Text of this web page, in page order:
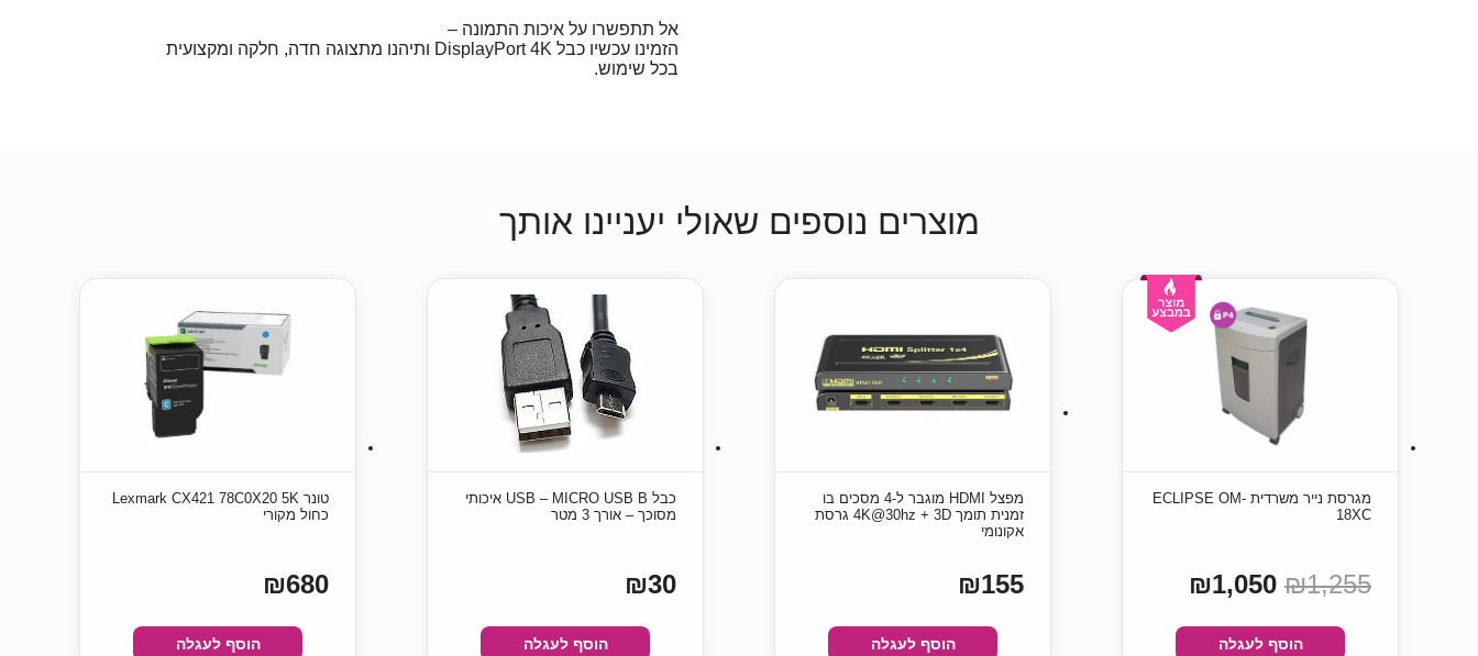
אל תתפשרו על איכות התמונה –
הזמינו עכשיו כבל DisplayPort 4K ותיהנו מתצוגה חדה, חלקה ומקצועית
בכל שימוש.
מוצרים נוספים שאולי יעניינו אותך
מגרסת נייר משרדית ECLIPSE OM-
18XC
₪1,255
הוסף לעגלה
מפצל HDMI מוגבר ל-4 מסכים בו
זמנית תומך 4K@30hz + 3D גרסת
אקונומי
₪155
הוסף לעגלה
כבל USB – MICRO USB B איכותי
מסוכך – אורך 3 מטר
₪30
הוסף לעגלה
טונר Lexmark CX421 78C0X20 5K
כחול מקורי
₪680
הוסף לעגלה